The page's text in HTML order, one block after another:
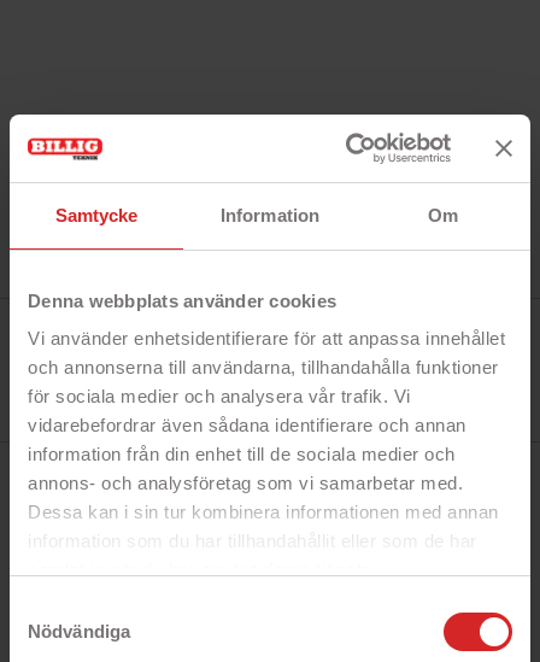
Samtycke Information Om
Denna webbplats använder cookies
Vi använder enhetsidentifierare för att anpassa innehållet
och annonserna till användarna, tillhandahålla funktioner
för sociala medier och analysera vår trafik. Vi
vidarebefordrar även sådana identifierare och annan
information från din enhet till de sociala medier och
annons- och analysföretag som vi samarbetar med.
Dessa kan i sin tur kombinera informationen med annan
information som du har tillhandahållit eller som de har
Nödvändiga
Wenger
Referens:
Wenger Synergy 600635
I lager
0 Produkt
BESKRIVNING
Snabbfakta!